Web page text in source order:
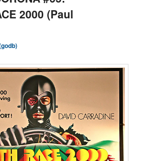
2000 (Paul